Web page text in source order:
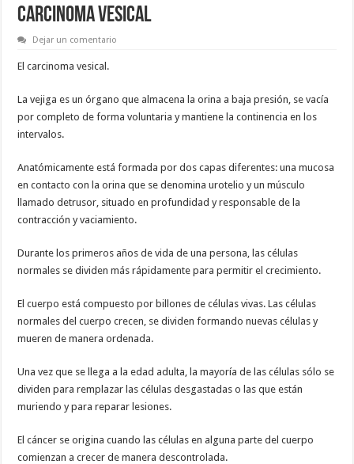
CARCINOMA VESICAL
Dejar un comentario
El carcinoma vesical.
La vejiga es un órgano que almacena la orina a baja presión, se vacía
por completo de forma voluntaria y mantiene la continencia en los
intervalos.
Anatómicamente está formada por dos capas diferentes: una mucosa
en contacto con la orina que se denomina urotelio y un músculo
llamado detrusor, situado en profundidad y responsable de la
contracción y vaciamiento.
Durante los primeros años de vida de una persona, las células
normales se dividen más rápidamente para permitir el crecimiento.
El cuerpo está compuesto por billones de células vivas. Las células
normales del cuerpo crecen, se dividen formando nuevas células y
mueren de manera ordenada.
Una vez que se llega a la edad adulta, la mayoría de las células sólo se
dividen para remplazar las células desgastadas o las que están
muriendo y para reparar lesiones.
El cáncer se origina cuando las células en alguna parte del cuerpo
comienzan a crecer de manera descontrolada.